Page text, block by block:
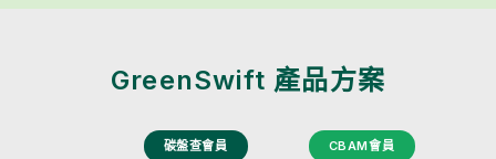
GreenSwift 產品方案
碳盤查會員 CBAM會員